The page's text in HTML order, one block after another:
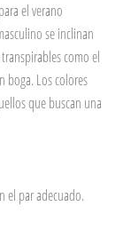
el verano
se inclinan
como el
boga. Los colores
que buscan una
el par adecuado.